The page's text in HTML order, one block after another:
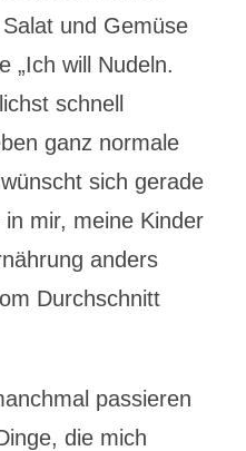
und Gemüse
„Ich will Nudeln.
schnell
ganz normale
sich gerade
mir, meine Kinder
anders
Durchschnitt
passieren
die mich